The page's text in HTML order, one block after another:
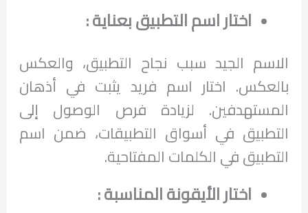
اختار اسم التطبيق بعناية :
الاسم الجيد سبب نجاح التطبيق، والعكس
بالعكس. اختار اسم فريد يثبت في أذهان
المستهدفين. لزيادة فرص الوصول إلى
التطبيق في أسواق التطبيقات، ضمن اسم
التطبيق في الكلمات المفتاحية.
اختار الأيقونة المناسبة :